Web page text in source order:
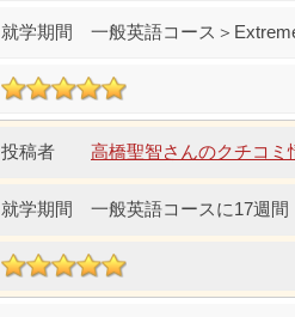
一般英語コース＞
高橋聖智さんのクチコミ
一般英語コースに17週間